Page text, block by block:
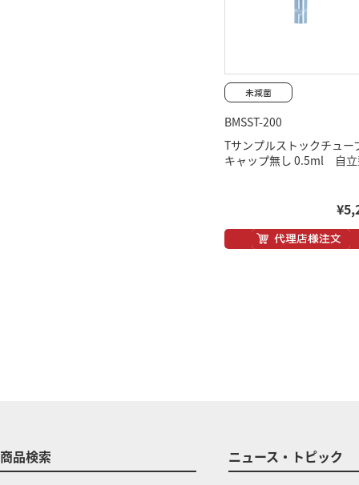
BMSST-200
Tサンプルストックチュー
キャップ無し 0.5ml 自
商品検索 ニュース・トピック